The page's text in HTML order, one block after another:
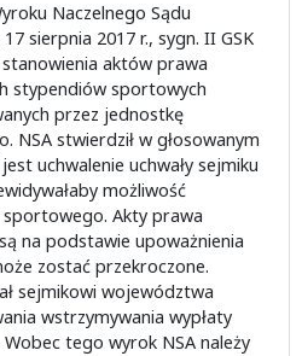
Naczelnego Sądu
sierpnia 2017 r., sygn. II GSK
aktów prawa
stypendiów sportowych
przez jednostkę
NSA stwierdził w głosowanym
uchwalenie uchwały sejmiku
możliwość
Akty prawa
na podstawie upoważnienia
zostać przekroczone.
sejmikowi województwa
wstrzymywania wypłaty
tego wyrok NSA należy